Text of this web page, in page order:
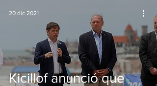
Kicillof anunció que
20 dic 2021